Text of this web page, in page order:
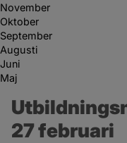
November
Oktober
September
Augusti
Juni
Maj
27 februari